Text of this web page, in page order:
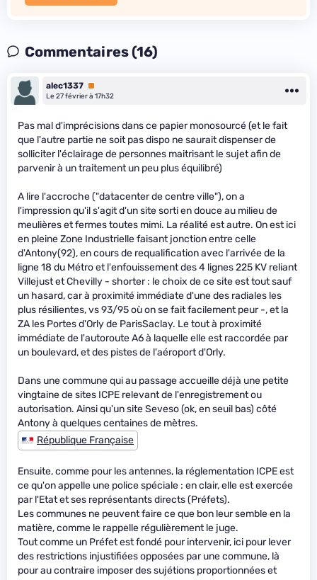
Commentaires (16)
alec1337 Premium
Le 27 février à 17h32
Pas mal d'imprécisions dans ce papier monosourcé (et le fait
que l'autre partie ne soit pas dispo ne saurait dispenser de
solliciter l'éclairage de personnes maitrisant le sujet afin de
parvenir à un traitement un peu plus équilibré)
A lire l'accroche ("datacenter de centre ville"), on a
l'impression qu'il s'agit d'un site sorti en douce au milieu de
meulières et fermes toutes mimi. La réalité est autre. On est ici
en pleine Zone Industrielle faisant jonction entre celle
d'Antony(92), en cours de requalification avec l'arrivée de la
ligne 18 du Métro et l'enfouissement des 4 lignes 225 KV reliant
Villejust et Chevilly - shorter : le choix de ce site est tout sauf
un hasard, car à proximité immédiate d'une des radiales les
plus résilientes, vs 93/95 où on se fait facilement peur -, et la
ZA les Portes d'Orly de ParisSaclay. Le tout à proximité
immédiate de l'autoroute A6 à laquelle elle est raccordée par
un boulevard, et des pistes de l'aéroport d'Orly.
Dans une commune qui au passage accueille déjà une petite
vingtaine de sites ICPE relevant de l'enregistrement ou
autorisation. Ainsi qu'un site Seveso (ok, en seuil bas) côté
Antony à quelques centaines de mètres.
République Française
Ensuite, comme pour les antennes, la réglementation ICPE est
ce qu'on appelle une police spéciale : en clair, elle est exercée
par l'Etat et ses représentants directs (Préfets).
Les communes ne peuvent faire ce que bon leur semble en la
matière, comme le rappelle régulièrement le juge.
Tout comme un Préfet est fondé pour intervenir, ici pour lever
des restrictions injustifiées opposées par une commune, là
pour au contraire imposer des sujétions proportionnées et